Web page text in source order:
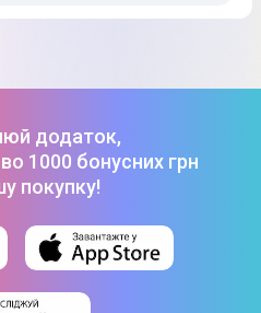
додаток,
1000 бонусних грн
покупку!